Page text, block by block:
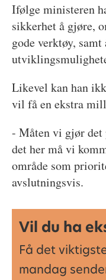
Ifølge ministeren
sikkerhet å gjøre,
gode verktøy,
Likevel kan han
vil få en ekstra
- Måten vi gjør det
det her må vi
område som
avslutningsvis.
Vil du ha
Få det
mandag